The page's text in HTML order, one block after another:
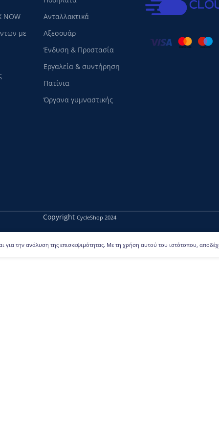
NOW
με
Ανταλλακτικά
Αξεσουάρ
Ένδυση & Προστασία
Εργαλεία & συντήρηση
Πατίνια
Όργανα γυμναστικής
Copyright CycleShop 2024
για την ανάλυση της επισκεψιμότητας. Με τη χρήση αυτού του ιστότοπου,